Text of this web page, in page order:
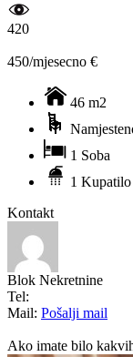
420
450/mjesecno €
46 m2
1 Soba
1 Kupatilo
Kontakt
Blok Nekretnine
Tel:
Mail: Pošalji mail
Ako imate bilo